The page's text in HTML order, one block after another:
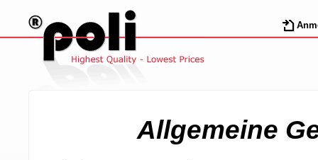
Allgemeine